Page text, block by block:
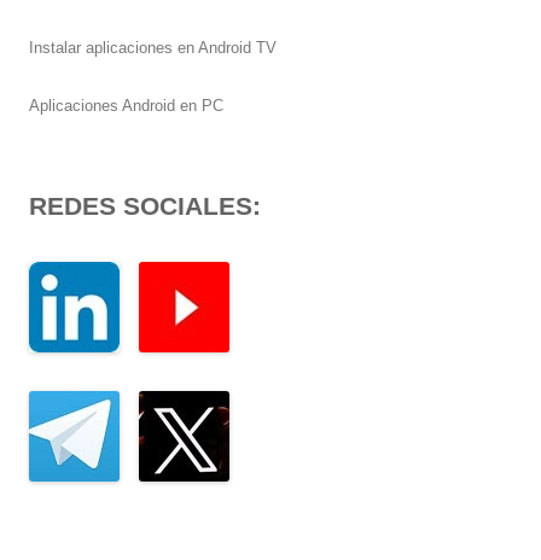
Instalar aplicaciones en Android TV
Aplicaciones Android en PC
REDES SOCIALES: